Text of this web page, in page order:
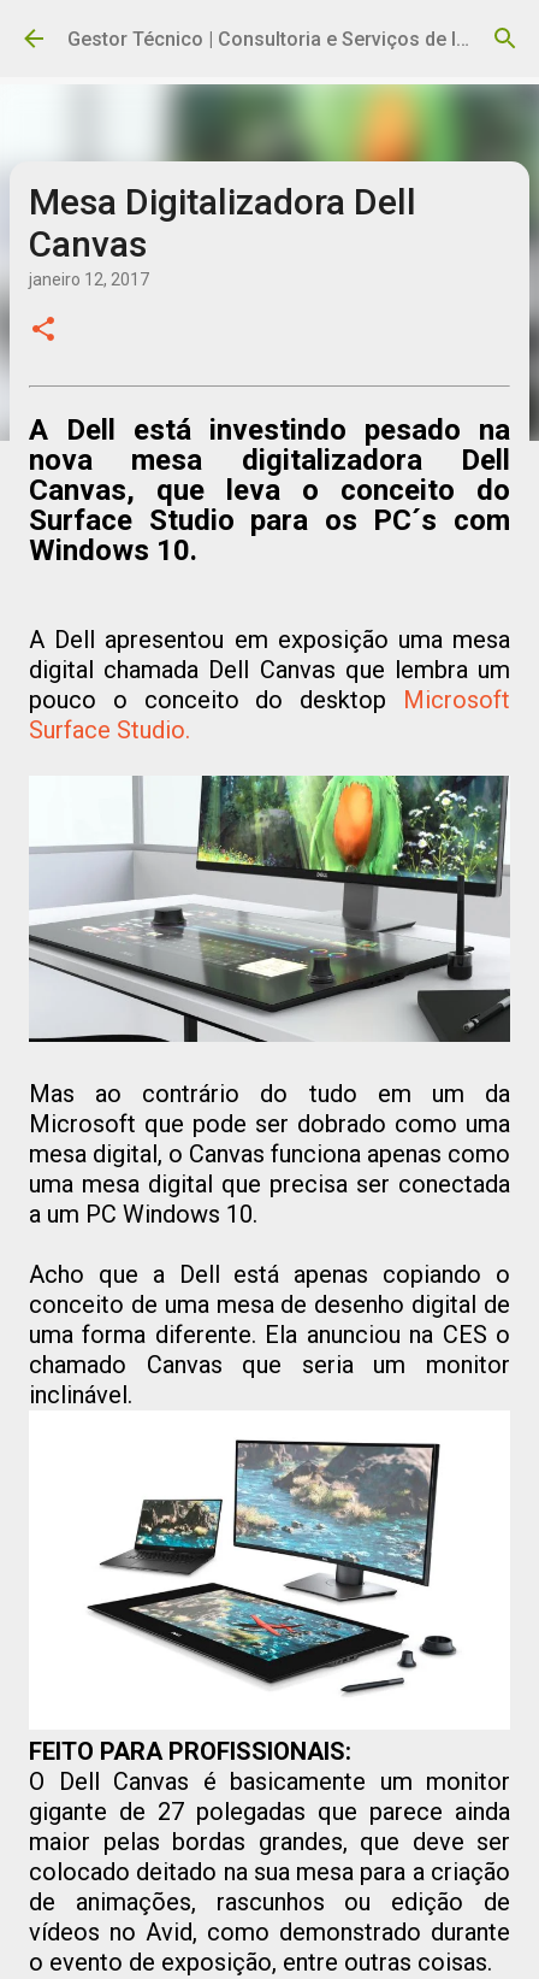
Pular para o conteúdo principal Gestor Técnico | Consultoria e Serviços de Informática
Mesa Digitalizadora Dell
Canvas
janeiro 12, 2017
A Dell está investindo pesado na
nova mesa digitalizadora Dell
Canvas, que leva o conceito do
Surface Studio para os PC´s com
Windows 10.
A Dell apresentou em exposição uma mesa
digital chamada Dell Canvas que lembra um
pouco o conceito do desktop Microsoft
Surface Studio.
Mas ao contrário do tudo em um da
Microsoft que pode ser dobrado como uma
mesa digital, o Canvas funciona apenas como
uma mesa digital que precisa ser conectada
a um PC Windows 10.
Acho que a Dell está apenas copiando o
conceito de uma mesa de desenho digital de
uma forma diferente. Ela anunciou na CES o
chamado Canvas que seria um monitor
inclinável.
FEITO PARA PROFISSIONAIS:
O Dell Canvas é basicamente um monitor
gigante de 27 polegadas que parece ainda
maior pelas bordas grandes, que deve ser
colocado deitado na sua mesa para a criação
de animações, rascunhos ou edição de
vídeos no Avid, como demonstrado durante
o evento de exposição, entre outras coisas.